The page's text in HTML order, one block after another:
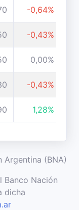
-0,64%
-0,43%
0,00%
-0,43%
1,28%
Argentina (BNA)
Banco Nación
dicha